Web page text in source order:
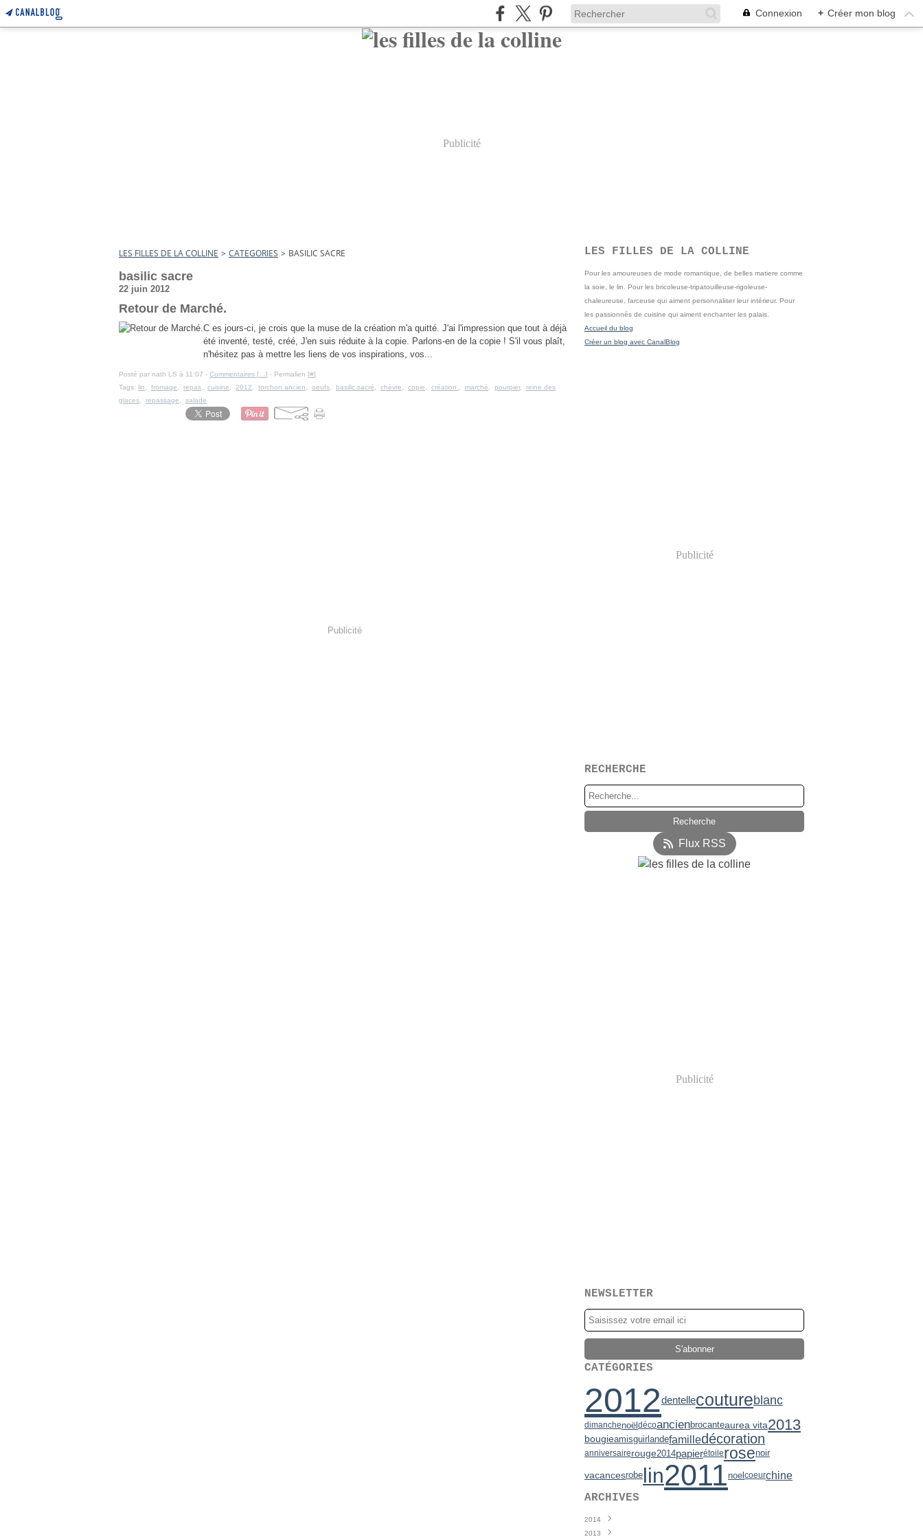
Connexion + Créer mon blog
Publicité
LES FILLES DE LA COLLINE > CATEGORIES > BASILIC SACRE
basilic sacre
22 juin 2012
Retour de Marché.
C es jours-ci, je crois que la muse de la création m'a quitté. J'ai l'impression que tout à déjà
été inventé, testé, créé, J'en suis réduite à la copie. Parlons-en de la copie ! S'il vous plaît,
n'hésitez pas à mettre les liens de vos inspirations, vos...
Posté par nath LS à 11:07 - Commentaires [ ] - Permalien [#]
Tags: lin fromage repas cuisine 2012 torchon ancien oeufs basilic sacré chèvre copie création. marché pourpier, reine des
glaces
repassage salade
Publicité
LES FILLES DE LA COLLINE
Pour les amoureuses de mode romantique, de belles matiere comme
la soie, le lin. Pour les bricoleuse-tripatouilleuse-rigoleuse-
chaleureuse, farceuse qui aiment personnaliser leur intérieur. Pour
les passionnés de cuisine qui aiment enchanter les palais.
Accueil du blog
Créer un blog avec CanalBlog
Publicité
RECHERCHE
Flux RSS
Publicité
NEWSLETTER
CATÉGORIES
2012dentellecoutureblanc
dimanchenoëldécoancienbrocanteaurea vita2013
bougieamisguirlandefamilledécoration
anniversairerouge2014papierétoilerosenoir
vacancesrobelin2011noelcoeurchine
ARCHIVES
2014
Juin
2013